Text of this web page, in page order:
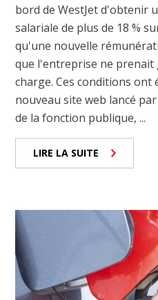
bord de WestJet d'obtenir
salariale de plus de 18 %
qu'une nouvelle
que l'entreprise ne prenait
charge. Ces conditions
nouveau site web lancé
de la fonction publique, ...
LIRE LA SUITE